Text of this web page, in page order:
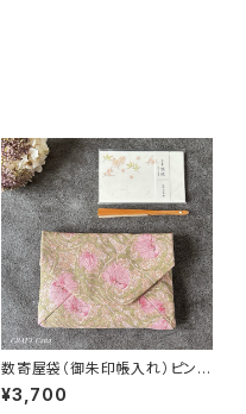
数寄屋袋（御朱印帳入れ）ピンパ
ネル・ピンク柄／ウィリアムモリ
ス生地使用
¥3,700